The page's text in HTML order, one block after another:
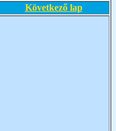
Következő lap